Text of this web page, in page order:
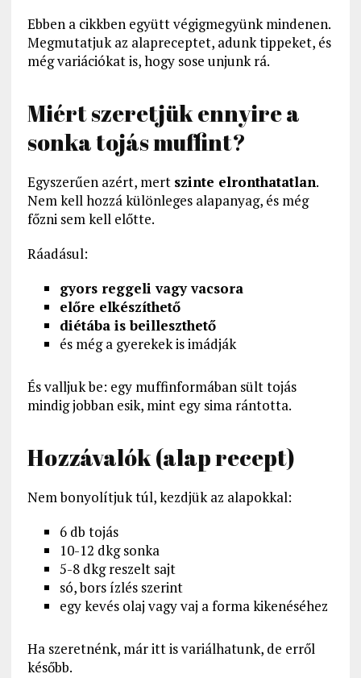
Ebben a cikkben együtt végigmegyünk mindenen.
Megmutatjuk az alapreceptet, adunk tippeket, és
még variációkat is, hogy sose unjunk rá.
Miért szeretjük ennyire a
sonka tojás muffint?
Egyszerűen azért, mert szinte elronthatatlan.
Nem kell hozzá különleges alapanyag, és még
főzni sem kell előtte.
Ráadásul:
gyors reggeli vagy vacsora
előre elkészíthető
diétába is beilleszthető
és még a gyerekek is imádják
És valljuk be: egy muffinformában sült tojás
mindig jobban esik, mint egy sima rántotta.
Hozzávalók (alap recept)
Nem bonyolítjuk túl, kezdjük az alapokkal:
6 db tojás
10-12 dkg sonka
5-8 dkg reszelt sajt
só, bors ízlés szerint
egy kevés olaj vagy vaj a forma kikenéséhez
Ha szeretnénk, már itt is variálhatunk, de erről
később.